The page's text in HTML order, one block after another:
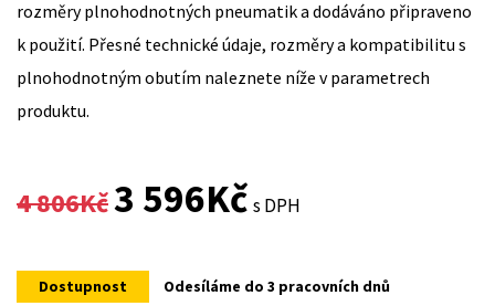
rozměry plnohodnotných pneumatik a dodáváno připraveno
k použití. Přesné technické údaje, rozměry a kompatibilitu s
plnohodnotným obutím naleznete níže v parametrech
produktu.
4 806Kč
Original
was:
3 596KčCurrent
is:
s DPH
Dostupnost Odesíláme do 3 pracovních dnů